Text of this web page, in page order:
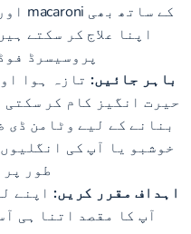
اپنا علاج کر سکتے
پروسیسرڈ
باہر جائیں:تازہ ہوا
حیرت انگیز کام کر
بنانے کے لیے وٹامن ڈی
خوشبو یا آپ کی
طور پر
اہداف مقرر کریں:اپنے
آپ کا مقصد اتنا ہی